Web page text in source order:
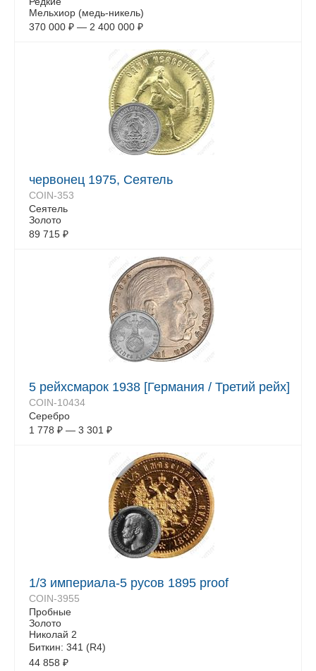
Мельхиор (медь-никель)
370 000 ₽ — 2 400 000 ₽
червонец 1975, Сеятель
COIN-353
Сеятель
Золото
89 715 ₽
5 рейхсмарок 1938 [Германия / Третий рейх]
COIN-10434
Серебро
1 778 ₽ — 3 301 ₽
1/3 империала-5 русов 1895 proof
COIN-3955
Пробные
Золото
Николай 2
Биткин: 341 (R4)
44 858 ₽